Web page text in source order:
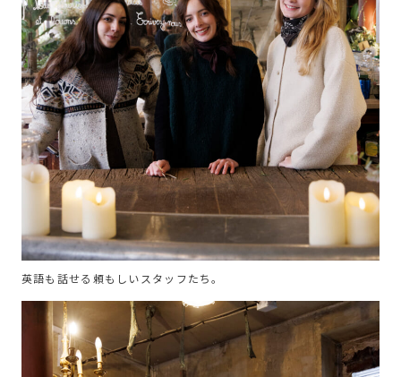
英語も話せる頼もしいスタッフたち。